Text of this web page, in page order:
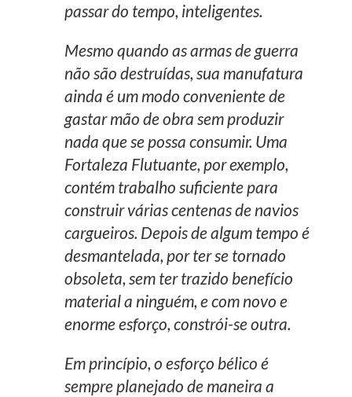
passar do tempo, inteligentes.
Mesmo quando as armas de guerra
não são destruídas, sua manufatura
ainda é um modo conveniente de
gastar mão de obra sem produzir
nada que se possa consumir. Uma
Fortaleza Flutuante, por exemplo,
contém trabalho suficiente para
construir várias centenas de navios
cargueiros. Depois de algum tempo é
desmantelada, por ter se tornado
obsoleta, sem ter trazido benefício
material a ninguém, e com novo e
enorme esforço, constrói-se outra.
Em princípio, o esforço bélico é
sempre planejado de maneira a